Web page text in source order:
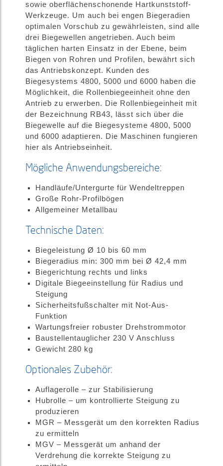
sowie oberflächenschonende Hartkunststoff-
Werkzeuge. Um auch bei engen Biegeradien
optimalen Vorschub zu gewährleisten, sind alle
drei Biegewellen angetrieben. Auch beim
täglichen harten Einsatz in der Ebene, beim
Biegen von Rohren und Profilen, bewährt sich
das Antriebskonzept. Kunden des
Biegesystems 4800, 5000 und 6000 haben die
Möglichkeit, die Rollenbiegeeinheit ohne den
Antrieb zu erwerben. Die Rollenbiegeinheit mit
der Bezeichnung RB43, lässt sich über die
Biegewelle auf die Biegesysteme 4800, 5000
und 6000 adaptieren. Die Maschinen fungieren
hier als Antriebseinheit.
Mögliche Anwendungsbereiche:
Handläufe/Untergurte für Wendeltreppen
Große Rohr-Profilbögen
Allgemeiner Metallbau
Technische Daten:
Biegeleistung Ø 10 bis 60 mm
Biegeradius min: 300 mm bei Ø 42,4 mm
Biegerichtung rechts und links
Digitale Biegeeinstellung für Radius und
Steigung
Sicherheitsfußschalter mit Not-Aus-
Funktion
Wartungsfreier robuster Drehstrommotor
Baustellentauglicher 230 V Anschluss
Gewicht 280 kg
Optionales Zubehör:
Auflagerolle – zur Stabilisierung
Hubrolle – um kontrollierte Steigung zu
produzieren
MGR – Messgerät um den korrekten Radius
zu ermitteln
MGV – Messgerät um anhand der
Verdrehung die korrekte Steigung zu